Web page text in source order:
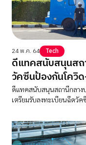
24 พ.ค. 64 Tech
ดีแทคสนับสนุนสถ
วัคซีนป้องกันโควิ
ดีแทคสนับสนุนสถานีกลาง
เตรียมรับลงทะเบียนฉีดวัค